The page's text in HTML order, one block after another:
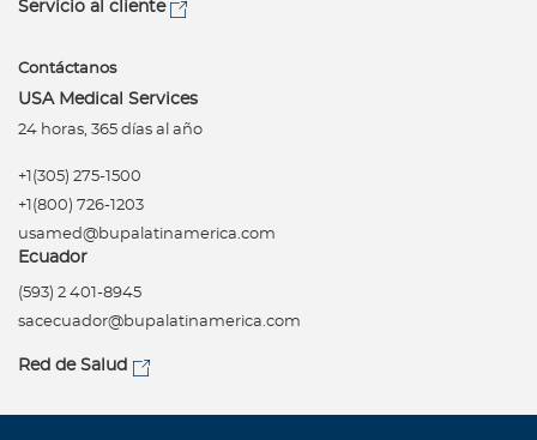
Servicio al cliente
Contáctanos
USA Medical Services
24 horas, 365 días al año
+1(305) 275-1500
+1(800) 726-1203
usamed@bupalatinamerica.com
Ecuador
(593) 2 401-8945
sacecuador@bupalatinamerica.com
Red de Salud